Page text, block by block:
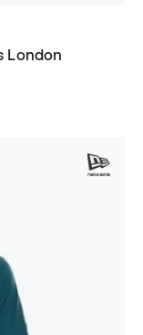
London